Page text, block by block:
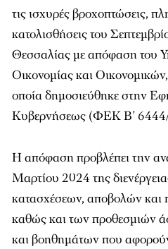
τις ισχυρές βροχοπτώσεις,
κατολισθήσεις του
Θεσσαλίας με απόφαση του
Οικονομίας και Οικονομικών,
οποία δημοσιεύθηκε στην
Κυβερνήσεως (ΦΕΚ B’
Η απόφαση προβλέπει την
Μαρτίου 2024 της
κατασχέσεων, αποβολών
καθώς και των προθεσμιών
και βοηθημάτων που